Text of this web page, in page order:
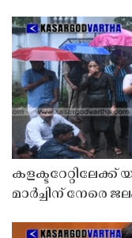
മാർച്ചിന് നേരെ